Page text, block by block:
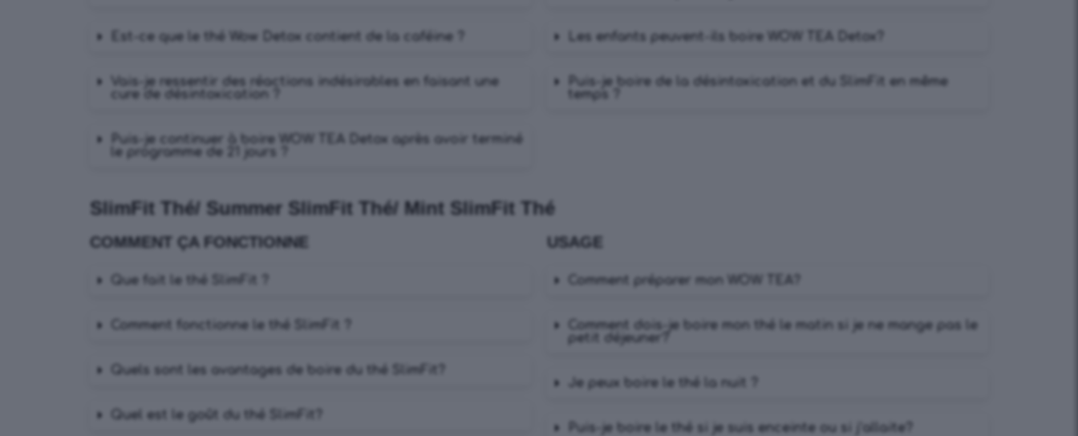
Est-ce que le thé Wow Detox contient de la caféine ?
Vais-je ressentir des réactions indésirables en faisant une
cure de désintoxication ?
Puis-je continuer à boire WOW TEA Detox après avoir terminé
le programme de 21 jours ?
Les enfants peuvent-ils boire WOW TEA Detox?
Puis-je boire de la désintoxication et du SlimFit en même
temps ?
SlimFit Thé/ Summer SlimFit Thé/ Mint SlimFit Thé
COMMENT ÇA FONCTIONNE USAGE
Que fait le thé SlimFit ?
Comment fonctionne le thé SlimFit ?
Quels sont les avantages de boire du thé SlimFit?
Quel est le goût du thé SlimFit?
Comment préparer mon WOW TEA?
Comment dois-je boire mon thé le matin si je ne mange pas le
petit déjeuner?
Je peux boire le thé la nuit ?
Puis-je boire le thé si je suis enceinte ou si j’allaite?